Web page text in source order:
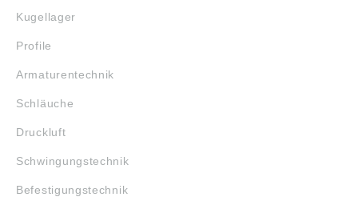
Kugellager
Profile
Armaturentechnik
Schläuche
Druckluft
Schwingungstechnik
Befestigungstechnik